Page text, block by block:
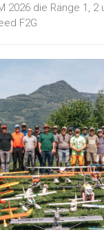
2026 die Ränge 1, 2
F2G